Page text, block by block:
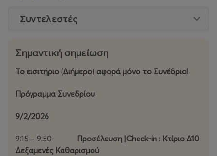
γαστρονομικού προβληματισμού που θα αποτελέσει
επιδείξεις, θεωρητικούς προβληματισμούς και
εστιατορίων, στελέχη F&B της φιλοξενίας,
επαγγελματίες της βιομηχανίας τροφίμων, γκουρμέ
foodie και θεσμικούς παράγοντες που διαδραματίζουν
καίριο ρόλο στη διαμόρφωση ενός βιώσιμου και
καινοτόμου γαστρονομικού τοπίου για την ενίσχυση
της αρμονικής συνέργειας ανάμεσα στη γεωργία, τη
γαστρονομία και τον τουρισμό υψηλής αξίας.
Συντελεστές
Σημαντική σημείωση
Το εισιτήριο (Διήμερο) αφορά μόνο το Συνέδριο!
Πρόγραμμα Συνεδρίου
9/2/2026
9:15 – 9:50 Προσέλευση |Check-in : Κτίριο Δ10
Δεξαμενές Καθαρισμού